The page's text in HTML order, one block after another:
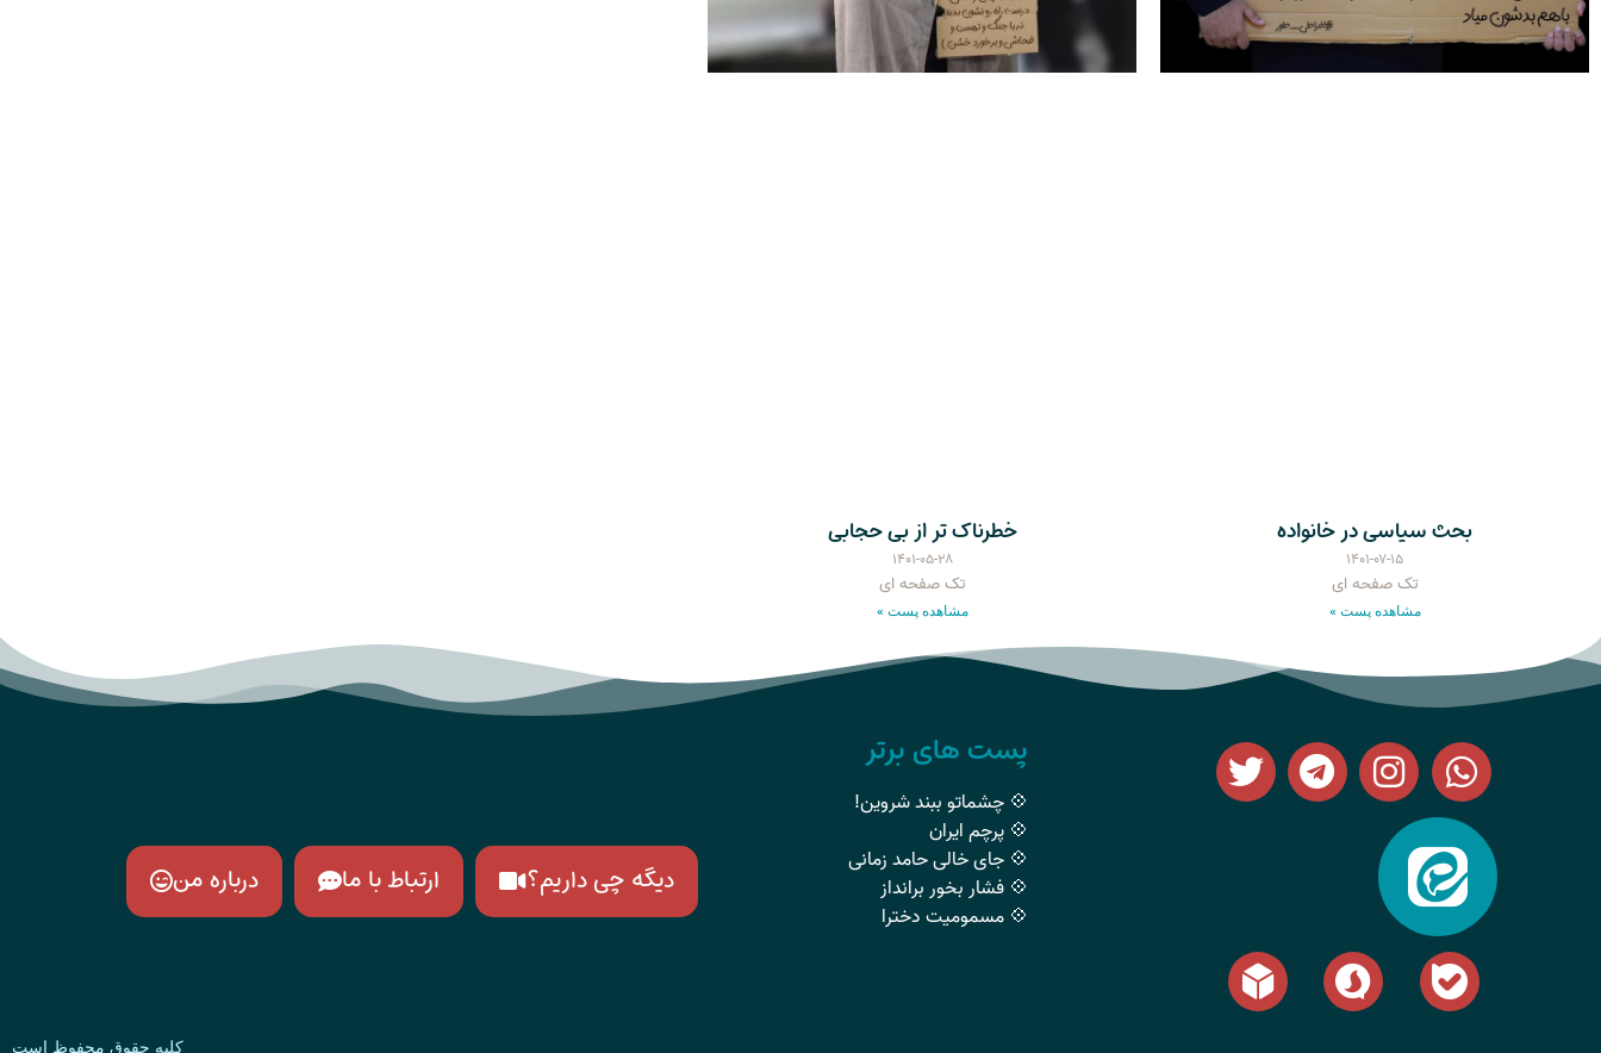
بحث سیاسی در خانواده
۱۴۰۱-۰۷-۱۵
تک صفحه ای
مشاهده پست »
خطرناک تر از بی حجابی
۱۴۰۱-۰۵-۲۸
تک صفحه ای
مشاهده پست »
پست های برتر
💠 چشماتو ببند شروین!
💠 پرچم ایران
💠 جای خالی حامد زمانی
💠 فشار بخور برانداز
💠 مسمومیت دخترا
دیگه چی داریم؟ ارتباط با ما درباره من
کلیه حقوق محفوظ است